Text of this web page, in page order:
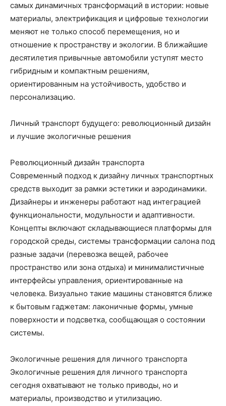
самых динамичных трансформаций в истории: новые
материалы, электрификация и цифровые технологии
меняют не только способ перемещения, но и
отношение к пространству и экологии. В ближайшие
десятилетия привычные автомобили уступят место
гибридным и компактным решениям,
ориентированным на устойчивость, удобство и
персонализацию.
Личный транспорт будущего: революционный дизайн
и лучшие экологичные решения
Революционный дизайн транспорта
Современный подход к дизайну личных транспортных
средств выходит за рамки эстетики и аэродинамики.
Дизайнеры и инженеры работают над интеграцией
функциональности, модульности и адаптивности.
Концепты включают складывающиеся платформы для
городской среды, системы трансформации салона под
разные задачи (перевозка вещей, рабочее
пространство или зона отдыха) и минималистичные
интерфейсы управления, ориентированные на
человека. Визуально такие машины становятся ближе
к бытовым гаджетам: лаконичные формы, умные
поверхности и подсветка, сообщающая о состоянии
системы.
Экологичные решения для личного транспорта
Экологичные решения для личного транспорта
сегодня охватывают не только приводы, но и
материалы, производство и утилизацию.